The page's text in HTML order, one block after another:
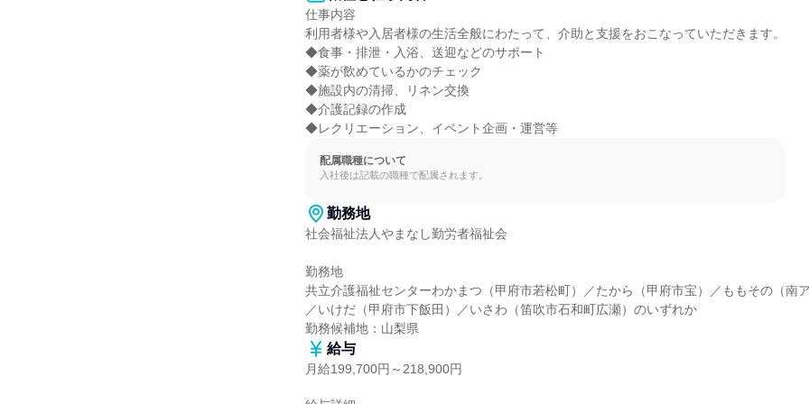
仕事内容
利用者様や入居者様の生活全般にわたって、介助と支援をおこなっていただきます。
◆食事・排泄・入浴、送迎などのサポート
◆薬が飲めているかのチェック
◆施設内の清掃、リネン交換
◆介護記録の作成
◆レクリエーション、イベント企画・運営等
配属職種について
入社後は記載の職種で配属されます。
勤務地
社会福祉法人やまなし勤労者福祉会
勤務地
共立介護福祉センターわかまつ（甲府市若松町）／たから（甲府市宝）／ももその（南ア
／いけだ（甲府市下飯田）／いさわ（笛吹市石和町広瀬）のいずれか
勤務候補地：山梨県
給与
月給199,700円～218,900円